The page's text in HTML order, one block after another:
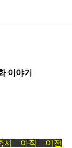
이야기
시 아직 이전